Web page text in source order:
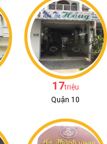
17triệu
Quận 10